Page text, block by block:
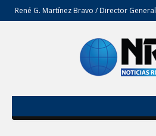
René G. Martínez Bravo / Director General